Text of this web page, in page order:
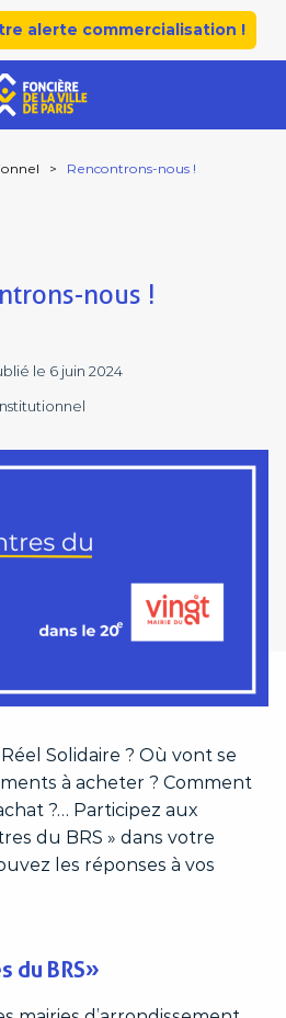
alerte commercialisation !
> Rencontrons-nous !
nous !
le 6 juin 2024
Solidaire ? Où vont se
à acheter ? Comment
?… Participez aux
du BRS » dans votre
les réponses à vos
du BRS »